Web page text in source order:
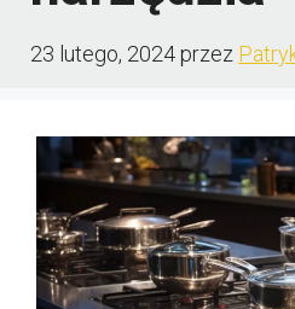
23 lutego, 2024przez